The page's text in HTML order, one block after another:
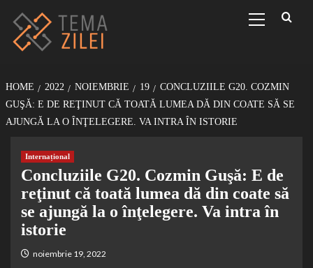
conținut
Menu
HOME 2022 NOIEMBRIE 19
CONCLUZIILE G20. COZMIN
GUŞĂ: E DE REŢINUT CĂ TOATĂ LUMEA DĂ DIN COATE SĂ SE
AJUNGĂ LA O ÎNŢELEGERE. VA INTRA ÎN ISTORIE
Internațional
Concluziile G20. Cozmin Guşă: E de
reţinut că toată lumea dă din coate să
se ajungă la o înţelegere. Va intra în
istorie
noiembrie 19, 2022